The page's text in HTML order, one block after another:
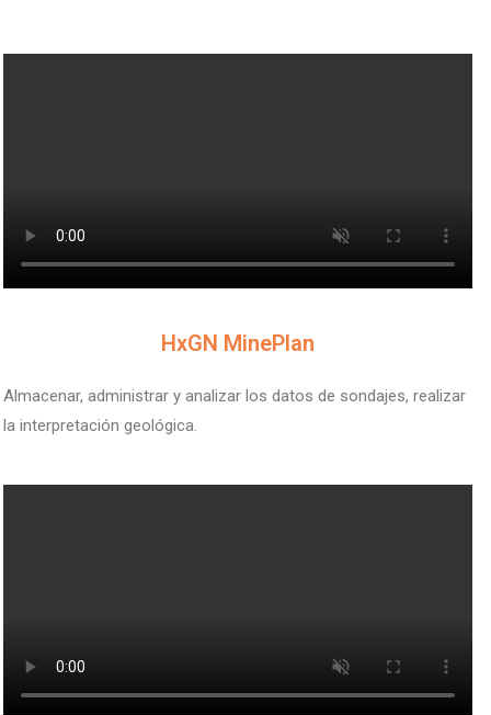
V
HxGN MinePlan
Almacenar, administrar y analizar los datos de sondajes, realizar
la interpretación geológica.
V